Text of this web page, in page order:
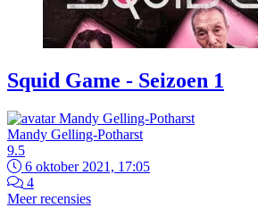
Squid Game - Seizoen 1
Mandy Gelling-Potharst
9.5
6 oktober 2021, 17:05
4
Meer recensies